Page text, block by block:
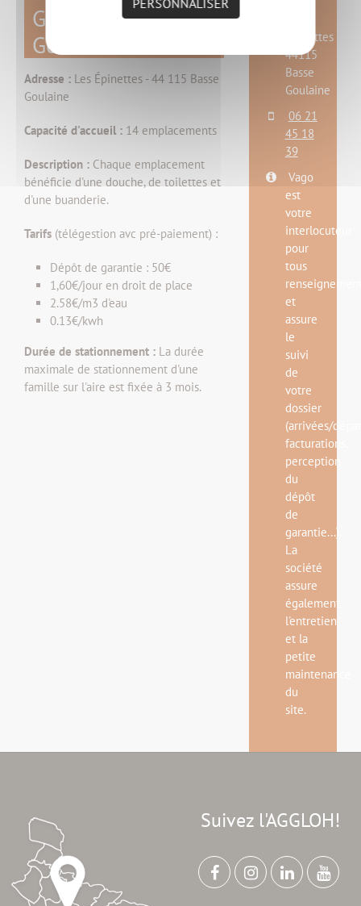
Goulaine/Haute
Goulaine
Adresse : Les Épinettes - 44 115 Basse
Goulaine
Capacité d'accueil : 14 emplacements
Description : Chaque emplacement
bénéficie d'une douche, de toilettes et
d'une buanderie.
Tarifs (télégestion avc pré-paiement) :
Dépôt de garantie : 50€
1,60€/jour en droit de place
2.58€/m3 d'eau
0.13€/kwh
Durée de stationnement : La durée
maximale de stationnement d'une
famille sur l'aire est fixée à 3 mois.
Épinettes
44115
Basse
Goulaine
06 21
45 18
39
Vago
est
votre
interlocuteur
pour
tous
et
assure
le
suivi
de
votre
dossier
(arrivées/
facturations,
perception
du
dépôt
de
garantie...).
La
société
assure
également
l'entretien
et la
petite
maintenance
du
site.
Suivez l'AGGLOH!
PERSONNALISER